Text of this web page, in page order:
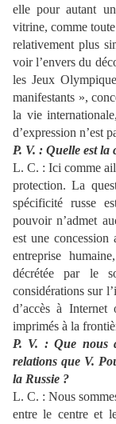
elle pour autant
vitrine, comme
relativement plus
voir l’envers du
les Jeux
manifestants »,
la vie internationale,
d’expression n’est
P. V. : Quelle est
L. C. : Ici comme
protection. La
spécificité russe
pouvoir n’admet
est une
entreprise
décrétée par le
considérations sur
d’accès à Internet
imprimés à la
P. V. : Que nous
relations que V.
la Russie ?
L. C. : Nous
entre le centre et